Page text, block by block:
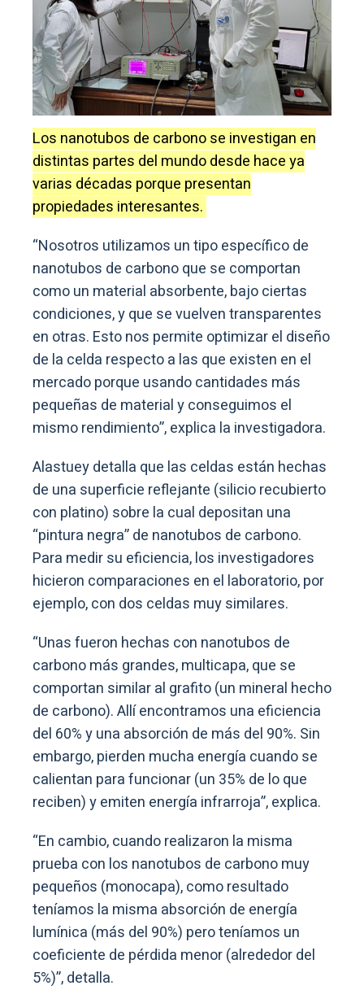
Los nanotubos de carbono se investigan en
distintas partes del mundo desde hace ya
varias décadas porque presentan
propiedades interesantes.
“Nosotros utilizamos un tipo específico de
nanotubos de carbono que se comportan
como un material absorbente, bajo ciertas
condiciones, y que se vuelven transparentes
en otras. Esto nos permite optimizar el diseño
de la celda respecto a las que existen en el
mercado porque usando cantidades más
pequeñas de material y conseguimos el
mismo rendimiento”, explica la investigadora.
Alastuey detalla que las celdas están hechas
de una superficie reflejante (silicio recubierto
con platino) sobre la cual depositan una
“pintura negra” de nanotubos de carbono.
Para medir su eficiencia, los investigadores
hicieron comparaciones en el laboratorio, por
ejemplo, con dos celdas muy similares.
“Unas fueron hechas con nanotubos de
carbono más grandes, multicapa, que se
comportan similar al grafito (un mineral hecho
de carbono). Allí encontramos una eficiencia
del 60% y una absorción de más del 90%. Sin
embargo, pierden mucha energía cuando se
calientan para funcionar (un 35% de lo que
reciben) y emiten energía infrarroja”, explica.
“En cambio, cuando realizaron la misma
prueba con los nanotubos de carbono muy
pequeños (monocapa), como resultado
teníamos la misma absorción de energía
lumínica (más del 90%) pero teníamos un
coeficiente de pérdida menor (alrededor del
5%)”, detalla.